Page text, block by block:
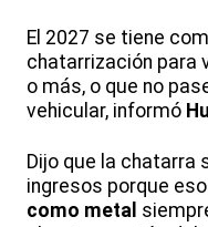
El 2027 se tiene
chatarrización para
o más, o que no
vehicular, informó
Dijo que la chatarra
ingresos porque
como metal